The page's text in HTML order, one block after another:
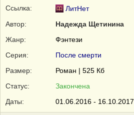
Ссылка:
ЛитНет
Автор:
Надежда Щетинина
Жанр:
Фэнтези
Серия:
После смерти
Размер:
Роман | 525 Кб
Статус:
Закончена
Даты:
01.06.2016 - 16.10.2017